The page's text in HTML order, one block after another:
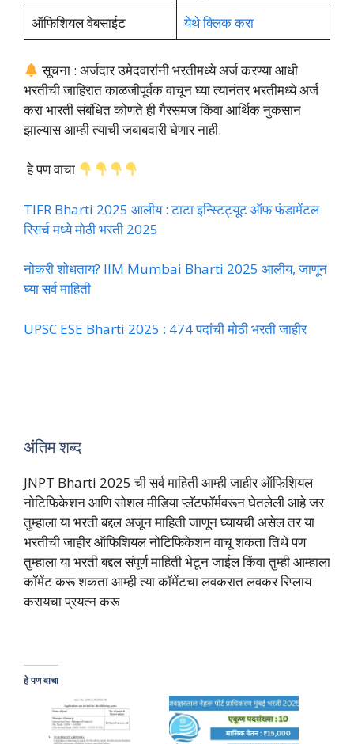
ऑफिशियल वेबसाईट
येथे क्लिक करा
सूचना : अर्जदार उमेदवारांनी भरतीमध्ये अर्ज करण्या आधी
भरतीची जाहिरात काळजीपूर्वक वाचून घ्या त्यानंतर भरतीमध्ये अर्ज
करा भारती संबंधित कोणते ही गैरसमज किंवा आर्थिक नुकसान
झाल्यास आम्ही त्याची जबाबदारी घेणार नाही.
हे पण वाचा
TIFR Bharti 2025 आलीय : टाटा इन्स्टिट्यूट ऑफ फंडामेंटल
रिसर्च मध्ये मोठी भरती 2025
नोकरी शोधताय? IIM Mumbai Bharti 2025 आलीय, जाणून
घ्या सर्व माहिती
UPSC ESE Bharti 2025 : 474 पदांची मोठी भरती जाहीर
अंतिम शब्द
JNPT Bharti 2025 ची सर्व माहिती आम्ही जाहीर ऑफिशियल
नोटिफिकेशन आणि सोशल मीडिया प्लॅटफॉर्मवरून घेतलेली आहे जर
तुम्हाला या भरती बद्दल अजून माहिती जाणून घ्यायची असेल तर या
भरतीची जाहीर ऑफिशियल नोटिफिकेशन वाचू शकता तिथे पण
तुम्हाला या भरती बद्दल संपूर्ण माहिती भेटून जाईल किंवा तुम्ही आम्हाला
कॉमेंट करू शकता आम्ही त्या कॉमेंटचा लवकरात लवकर रिप्लाय
करायचा प्रयत्न करू
हे पण वाचा